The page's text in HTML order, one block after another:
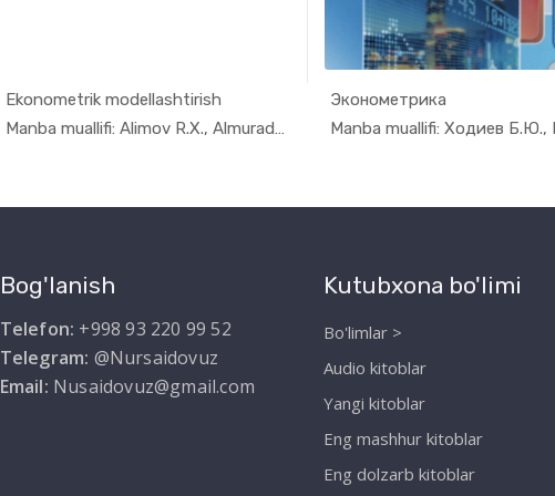
Ekonometrik modellashtirish
Manba muallifi: Alimov R.X., Almuradov A....
In Ekonome...
Эконометрика
In
Bog'lanish
Telefon: +998 93 220 99 52
Telegram: @Nursaidovuz
Email: Nusaidovuz@gmail.com
Kutubxona bo'limi
Bo'limlar >
Audio kitoblar
Yangi kitoblar
Eng mashhur kitoblar
Eng dolzarb kitoblar